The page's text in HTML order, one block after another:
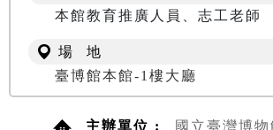
本館教育推廣人員、志工老師
場 地
臺博館本館-1樓大廳
主辦單位 : 國立臺灣博物